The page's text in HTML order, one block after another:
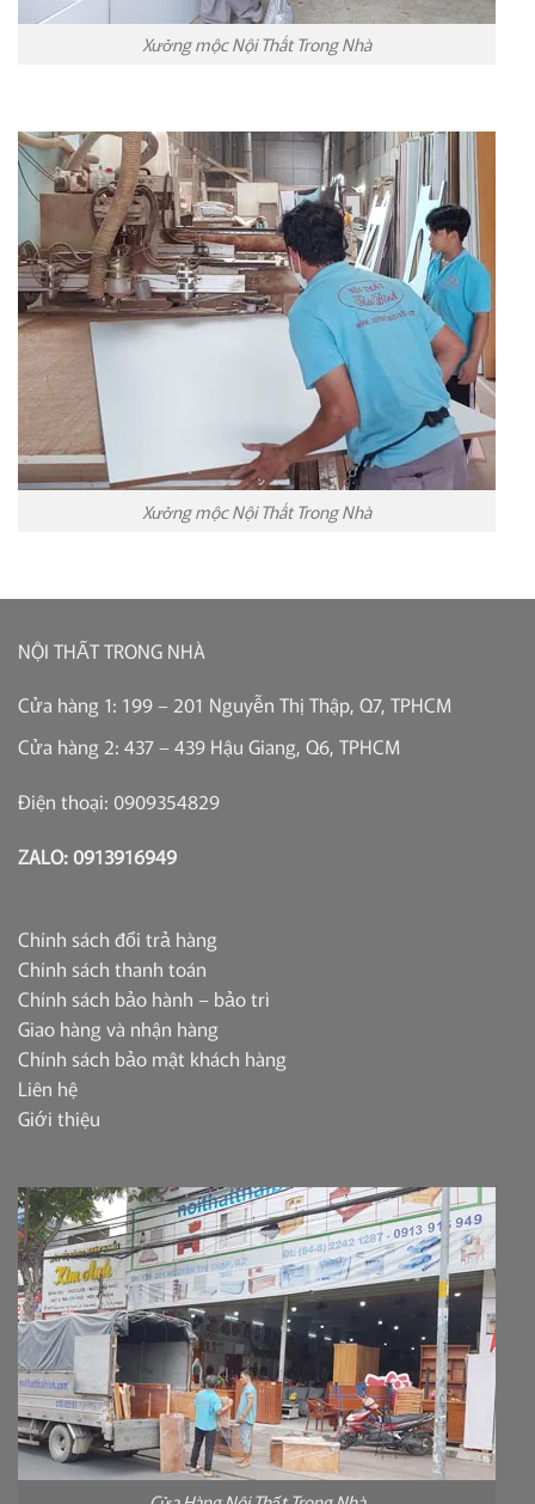
Xưởng mộc Nội Thất Trong Nhà
Xưởng mộc Nội Thất Trong Nhà
NỘI THẤT TRONG NHÀ
Cửa hàng 1: 199 – 201 Nguyễn Thị Thập, Q7, TPHCM
Cửa hàng 2: 437 – 439 Hậu Giang, Q6, TPHCM
Điện thoại: 0909354829
ZALO: 0913916949
Chính sách đổi trả hàng
Chính sách thanh toán
Chính sách bảo hành – bảo trì
Giao hàng và nhận hàng
Chính sách bảo mật khách hàng
Liên hệ
Giới thiệu